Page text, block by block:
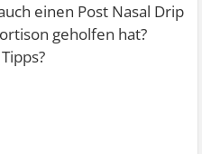
einen Post Nasal Drip
geholfen hat?